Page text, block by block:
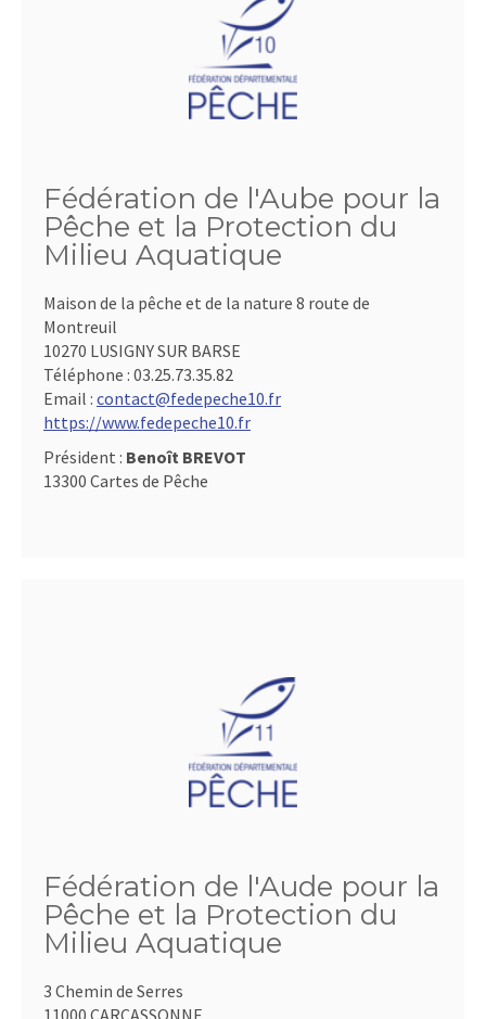
Fédération de l'Aube pour la
Pêche et la Protection du
Milieu Aquatique
Maison de la pêche et de la nature 8 route de
Montreuil
10270 LUSIGNY SUR BARSE
Téléphone : 03.25.73.35.82
Email : contact@fedepeche10.fr
https://www.fedepeche10.fr
Président : Benoît BREVOT
13300 Cartes de Pêche
Fédération de l'Aude pour la
Pêche et la Protection du
Milieu Aquatique
3 Chemin de Serres
11000 CARCASSONNE